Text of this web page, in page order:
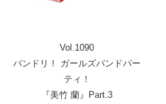
Vol.1090
バンドリ！ ガールズバンドパー
ティ！
『美竹 蘭』Part.3